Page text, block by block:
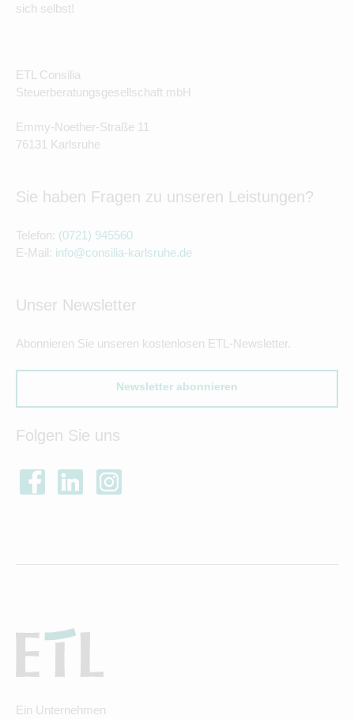
sich selbst!
ETL Consilia
Steuerberatungsgesellschaft mbH
Emmy-Noether-Straße 11
76131 Karlsruhe
Sie haben Fragen zu unseren Leistungen?
Telefon: (0721) 945560
E-Mail: info@consilia-karlsruhe.de
Unser Newsletter
Abonnieren Sie unseren kostenlosen ETL-Newsletter.
Newsletter abonnieren
Folgen Sie uns
Ein Unternehmen